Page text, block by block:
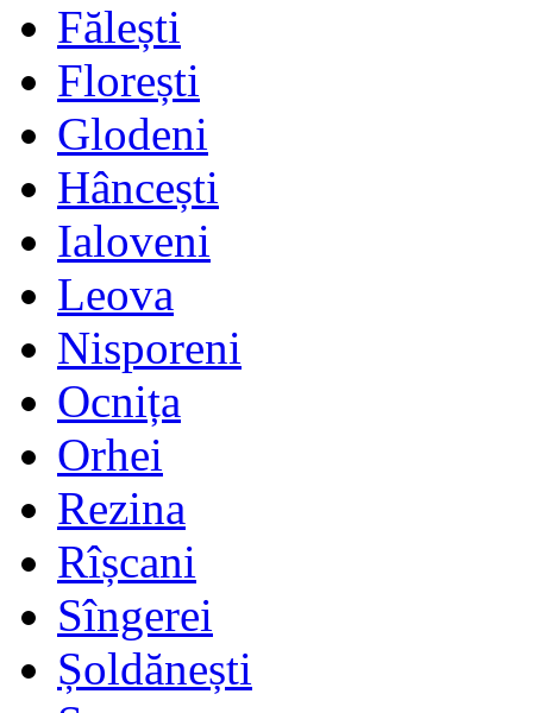
Fălești
Florești
Glodeni
Hâncești
Ialoveni
Leova
Nisporeni
Ocnița
Orhei
Rezina
Rîșcani
Sîngerei
Șoldănești